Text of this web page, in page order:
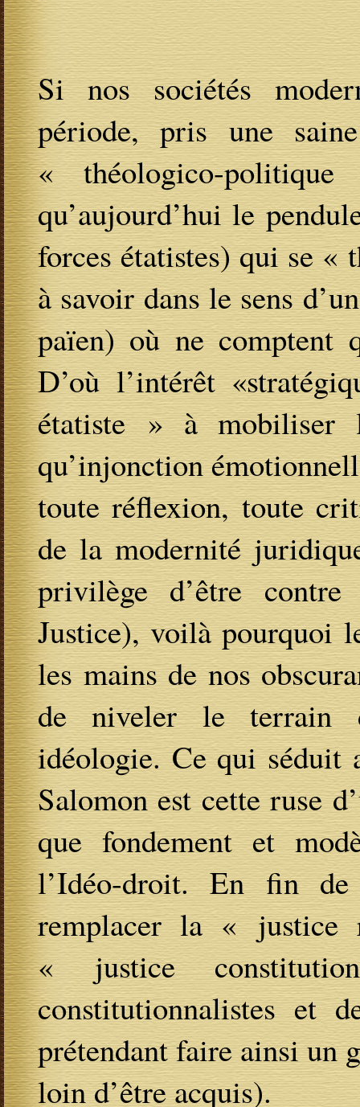
Si nos sociétés
période, pris une
« théologico-politique
qu’aujourd’hui le
forces étatistes) qui se «
à savoir dans le sens
païen) où ne comptent
D’où l’intérêt
étatiste » à mobiliser
qu’injonction
toute réflexion, toute
de la modernité
privilège d’être
Justice), voilà pourquoi
les mains de nos
de niveler le terrain
idéologie. Ce qui séduit
Salomon est cette ruse
que fondement et
l’Idéo-droit. En fin
remplacer la « justice
« justice
constitutionnalistes et
prétendant faire ainsi un
loin d’être acquis).